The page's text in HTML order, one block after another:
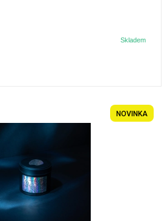
Skladem
NOVINKA